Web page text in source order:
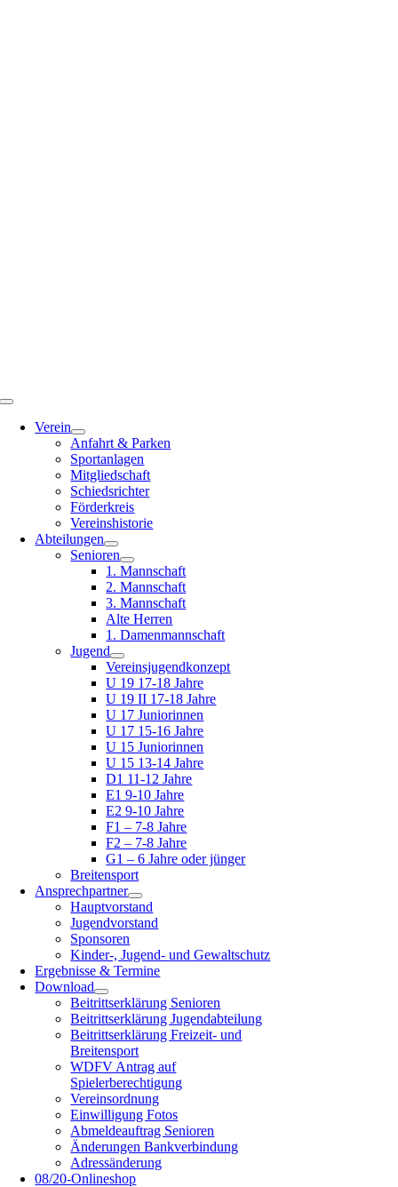
Toggle
NavigationVerein
Anfahrt & Parken
Sportanlagen
Mitgliedschaft
Schiedsrichter
Förderkreis
Vereinshistorie
Abteilungen
Senioren
1. Mannschaft
2. Mannschaft
3. Mannschaft
Alte Herren
1. Damenmannschaft
Jugend
Vereinsjugendkonzept
U 19 17-18 Jahre
U 19 II 17-18 Jahre
U 17 Juniorinnen
U 17 15-16 Jahre
U 15 Juniorinnen
U 15 13-14 Jahre
D1 11-12 Jahre
E1 9-10 Jahre
E2 9-10 Jahre
F1 – 7-8 Jahre
F2 – 7-8 Jahre
G1 – 6 Jahre oder jünger
Breitensport
Ansprechpartner
Hauptvorstand
Jugendvorstand
Sponsoren
Kinder-, Jugend- und Gewaltschutz
Ergebnisse & Termine
Download
Beitrittserklärung Senioren
Beitrittserklärung Jugendabteilung
Beitrittserklärung Freizeit- und
Breitensport
WDFV Antrag auf
Spielerberechtigung
Vereinsordnung
Einwilligung Fotos
Abmeldeauftrag Senioren
Änderungen Bankverbindung
Adressänderung
08/20-Onlineshop